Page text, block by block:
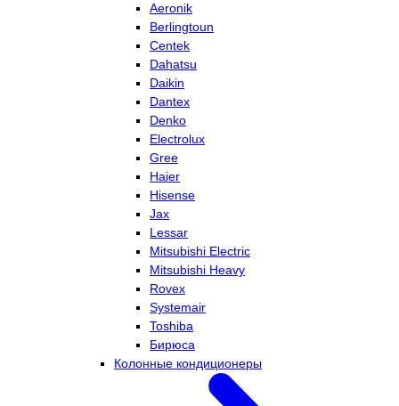
Aeronik
Berlingtoun
Centek
Dahatsu
Daikin
Dantex
Denko
Electrolux
Gree
Haier
Hisense
Jax
Lessar
Mitsubishi Electric
Mitsubishi Heavy
Rovex
Systemair
Toshiba
Бирюса
Колонные кондиционеры